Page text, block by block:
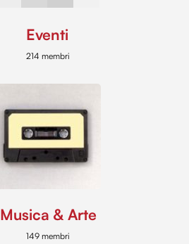
Eventi
214 membri
Musica & Arte
149 membri